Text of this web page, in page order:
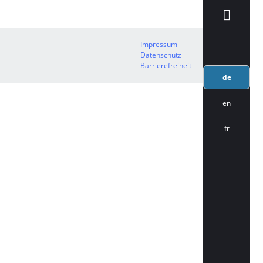
de
en
fr
Impressum
Datenschutz
Barrierefreiheit